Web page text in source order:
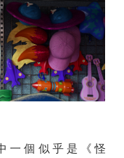
一個似乎是《怪